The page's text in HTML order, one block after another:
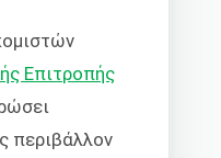
Επιτροπής
περιβάλλον